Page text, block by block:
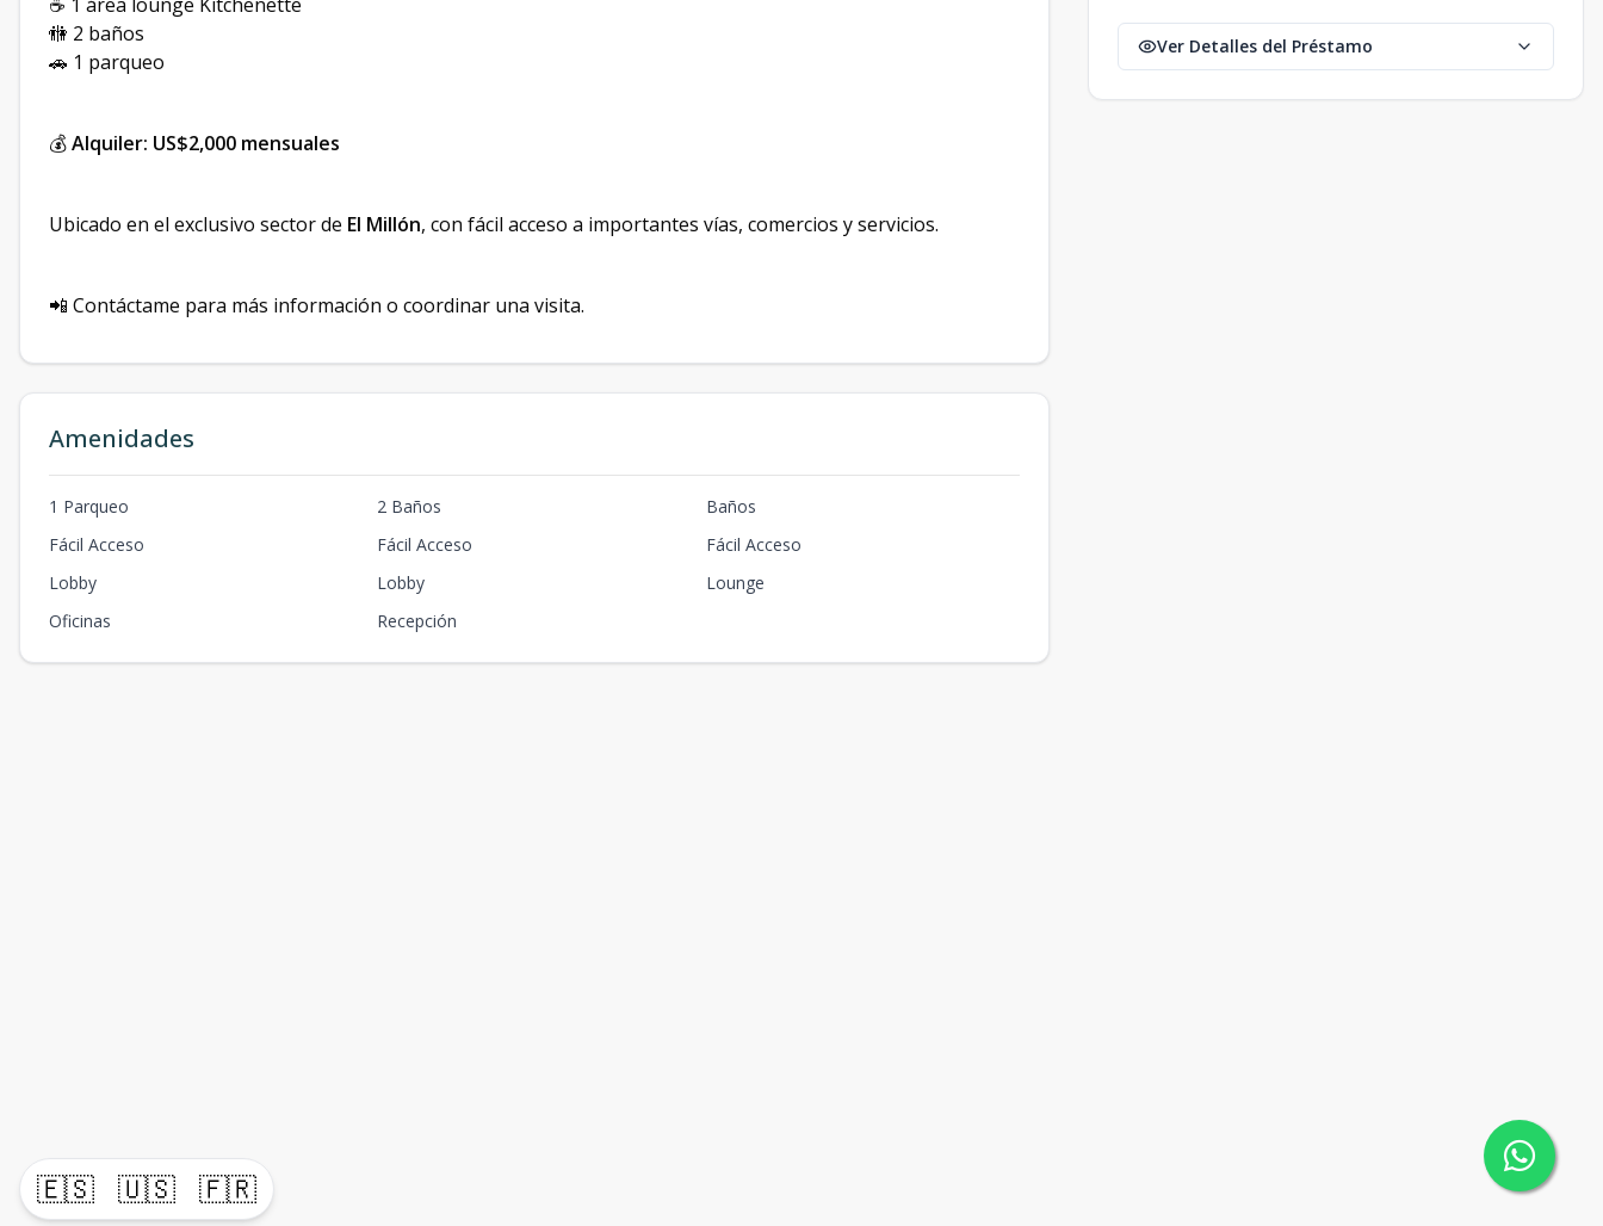
🇪🇸 🇺🇸 🇫🇷
🚻 2 baños
🚗 1 parqueo
💰Alquiler: US$2,000 mensuales
Ubicado en el exclusivo sector de El Millón, con fácil acceso a importantes vías, comercios y servicios.
📲 Contáctame para más información o coordinar una visita.
Amenidades
1 Parqueo 2 Baños
Baños
Fácil Acceso
Fácil Acceso
Fácil Acceso
Lobby
Lobby
Lounge
Oficinas
Recepción
Ver Detalles del Préstamo